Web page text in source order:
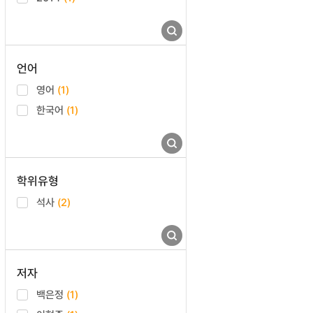
언어
영어 (1)
한국어 (1)
학위유형
석사 (2)
저자
백은정 (1)